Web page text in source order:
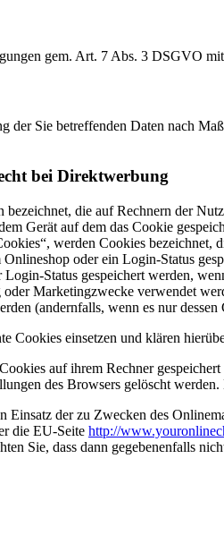
gem. Art. 7 Abs. 3 DSGVO
der Sie betreffenden Daten nach
bei Direktwerbung
die auf Rechnern der
Gerät auf dem das Cookie
werden Cookies
oder ein Login-Status
Status gespeichert werden,
Marketingzwecke verwendet
(andernfalls, wenn es nur
Cookies einsetzen und klären
auf ihrem Rechner
des Browsers gelöscht
Einsatz der zu Zwecken des
die EU-Seite http://
Sie, dass dann gegebenenfalls